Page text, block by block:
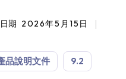
期 2026年5月15日
品說明文件 9.2